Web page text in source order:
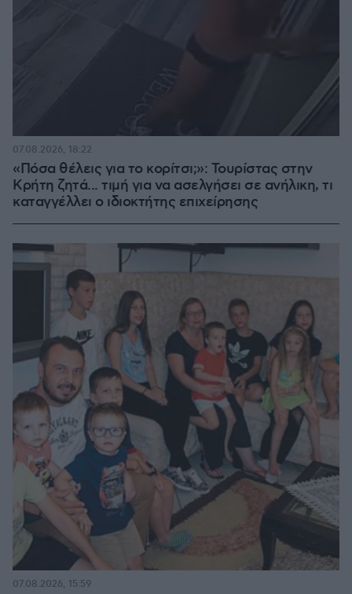
«Πόσα θέλεις για το κορίτσι;»: Τουρίστας στην
Κρήτη ζητά... τιμή για να ασελγήσει σε ανήλικη, τι
καταγγέλλει ο ιδιοκτήτης επιχείρησης
07.08.2026, 18:22
07.08.2026, 15:59